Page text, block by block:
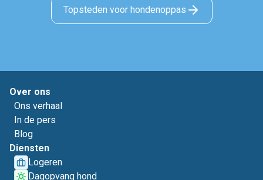
Topsteden voor hondenoppas
Over ons
Ons verhaal
In de pers
Blog
Diensten
Logeren
Dagopvang hond